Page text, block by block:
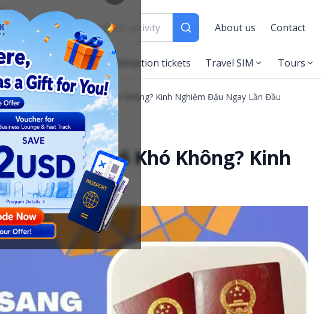
About us Contact
Airport services Attraction tickets Travel SIM Tours
Visa Sang Trung Quốc Có Khó Không? Kinh Nghiệm Đậu Ngay Lần Đầu
Quốc Có Khó Không? Kinh
Lần Đầu